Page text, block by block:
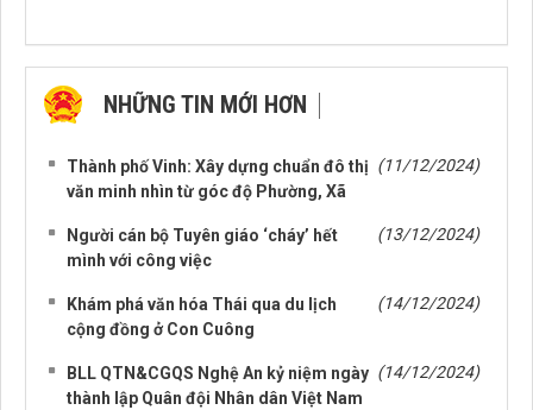
NHỮNG TIN MỚI HƠN
Thành phố Vinh: Xây dựng chuẩn đô thị
văn minh nhìn từ góc độ Phường, Xã
(11/12/2024)
Người cán bộ Tuyên giáo ‘cháy’ hết
mình với công việc
(13/12/2024)
Khám phá văn hóa Thái qua du lịch
cộng đồng ở Con Cuông
(14/12/2024)
BLL QTN&CGQS Nghệ An kỷ niệm ngày
thành lập Quân đội Nhân dân Việt Nam
(14/12/2024)